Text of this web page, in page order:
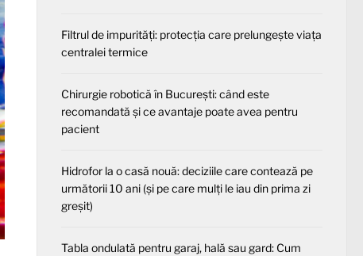
Filtrul de impurități: protecția care prelungește viața
centralei termice
Chirurgie robotică în București: când este
recomandată și ce avantaje poate avea pentru
pacient
Hidrofor la o casă nouă: deciziile care contează pe
următorii 10 ani (și pe care mulți le iau din prima zi
greșit)
Tabla ondulată pentru garaj, hală sau gard: Cum